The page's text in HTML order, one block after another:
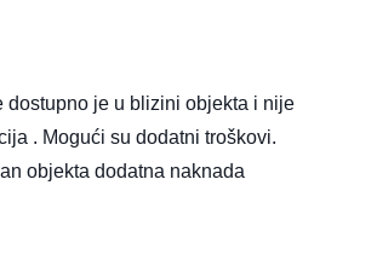
dostupno je u blizini objekta i nije
. Mogući su dodatni troškovi.
objekta dodatna naknada